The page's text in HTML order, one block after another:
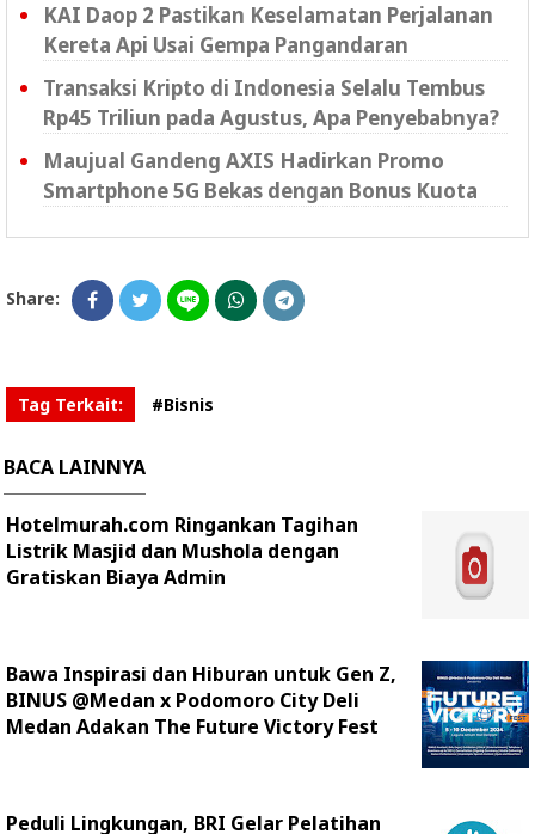
KAI Daop 2 Pastikan Keselamatan Perjalanan
Kereta Api Usai Gempa Pangandaran
Transaksi Kripto di Indonesia Selalu Tembus
Rp45 Triliun pada Agustus, Apa Penyebabnya?
Maujual Gandeng AXIS Hadirkan Promo
Smartphone 5G Bekas dengan Bonus Kuota
Share:
Tag Terkait: #Bisnis
BACA LAINNYA
Hotelmurah.com Ringankan Tagihan
Listrik Masjid dan Mushola dengan
Gratiskan Biaya Admin
Bawa Inspirasi dan Hiburan untuk Gen Z,
BINUS @Medan x Podomoro City Deli
Medan Adakan The Future Victory Fest
Peduli Lingkungan, BRI Gelar Pelatihan